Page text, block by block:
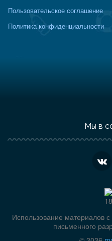
Пользовательское соглашение
Политика конфиденциальности
Мы в
Использование материалов с
письменного